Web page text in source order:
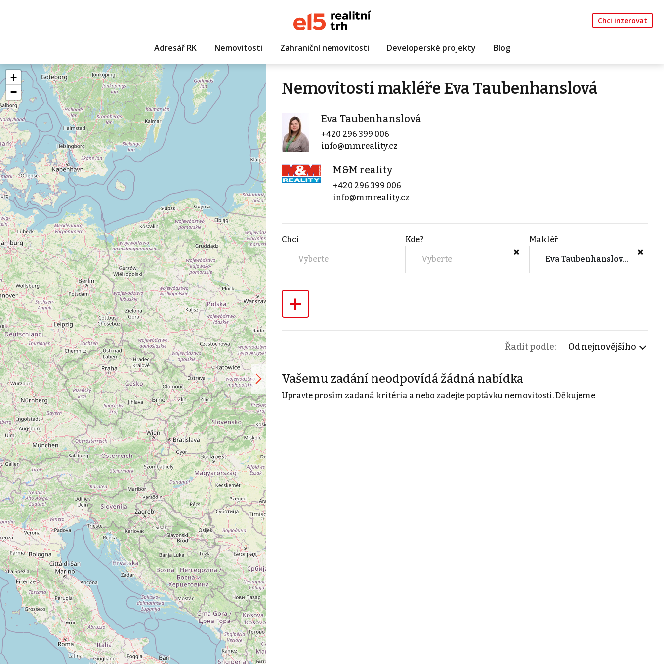
Chci inzerovat
Adresář RK Nemovitosti Zahraniční nemovitosti Developerské projekty Blog
+
−
Nemovitosti makléře Eva Taubenhanslová
Eva Taubenhanslová
+420 296 399 006
info@mmreality.cz
M&M reality
+420 296 399 006
info@mmreality.cz
Chci
Vyberte
Kde?
Vyberte
Makléř
Eva Taubenhanslová (M&M reality)
+
Řadit podle: Od nejnovějšího
Vašemu zadání neodpovídá žádná nabídka
Upravte prosím zadaná kritéria a nebo zadejte poptávku nemovitosti. Děkujeme